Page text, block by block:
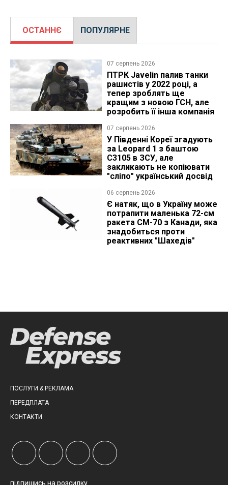
ОСТАННЄ ПОПУЛЯРНЕ
07 серпень 2026
ПТРК Javelin палив танки
рашистів у 2022 році, а
тепер зроблять ще
кращим з новою ГСН, але
розробить її інша компанія
07 серпень 2026
У Південні Кореї згадують
за Leopard 1 з баштою
C3105 в ЗСУ, але
закликають не копіювати
"сліпо" український досвід
06 серпень 2026
Є натяк, що в Україну може
потрапити маленька 72-см
ракета CM-70 з Канади, яка
знадобиться проти
реактивних "Шахедів"
ПОСЛУГИ & РЕКЛАМА
ПЕРЕДПЛАТА
КОНТАКТИ
підпишись на розсилку